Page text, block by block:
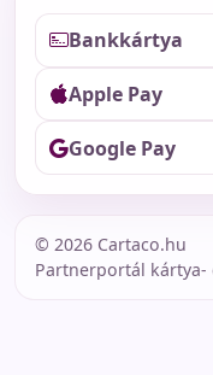
Bankkártya
Apple Pay
Google Pay
© 2026 Cartaco.hu
Partnerportál kártya-